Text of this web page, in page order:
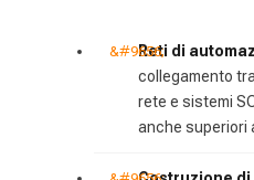
Reti di
collegamento
rete e sistemi
anche superiori